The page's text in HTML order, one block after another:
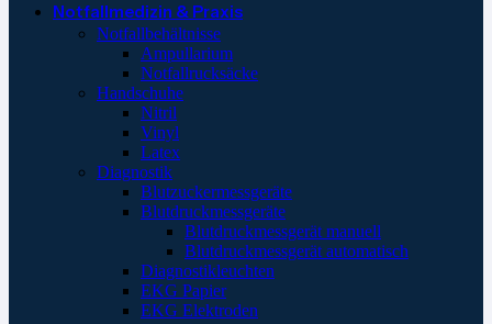
Notfallmedizin & Praxis
Notfallbehältnisse
Ampullarium
Notfallrucksäcke
Handschuhe
Nitril
Vinyl
Latex
Diagnostik
Blutzuckermessgeräte
Blutdruckmessgeräte
Blutdruckmessgerät manuell
Blutdruckmessgerät automatisch
Diagnostikleuchten
EKG Papier
EKG Elektroden